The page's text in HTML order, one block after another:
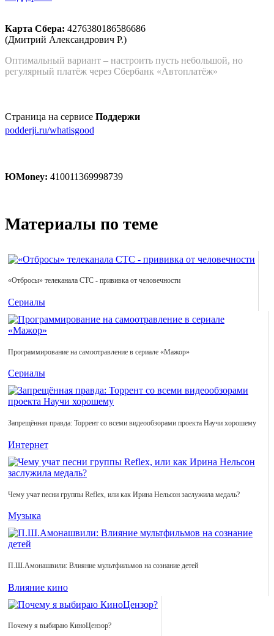
Карта Сбера: 4276380186586686
(Дмитрий Александрович Р.)
Оптимальный вариант – настроить пусть небольшой, но
регулярный платёж через Сбербанк «Автоплатёж»
Страница на сервисе Поддержи
podderji.ru/whatisgood
ЮMoney: 410011369998739
Материалы по теме
«Отбросы» телеканала СТС - прививка от человечности
Сериалы
Программирование на самоотравление в сериале «Мажор»
Сериалы
Запрещённая правда: Торрент со всеми видеообзорами проекта Научи хорошему
Интернет
Чему учат песни группы Reflex, или как Ирина Нельсон заслужила медаль?
Музыка
П.Ш.Амонашвили: Влияние мультфильмов на сознание детей
Влияние кино
Почему я выбираю КиноЦензор?